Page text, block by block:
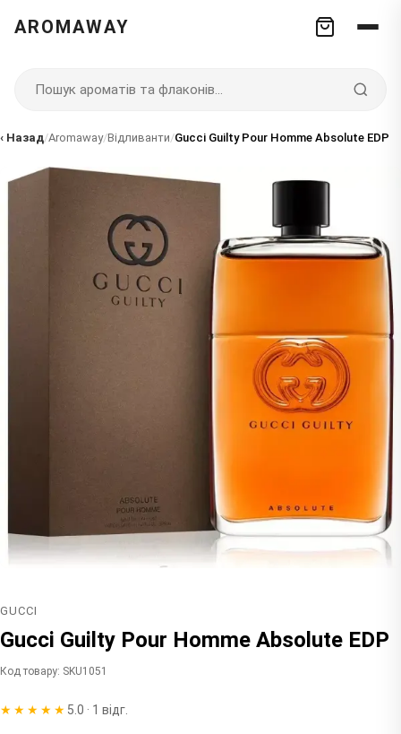
AROMAWAY
‹ Назад/Aromaway/Відливанти/Gucci Guilty Pour Homme Absolute EDP
GUCCI
Gucci Guilty Pour Homme Absolute EDP
Код товару: SKU1051
★★★★★ 5.0 · 1 відг.